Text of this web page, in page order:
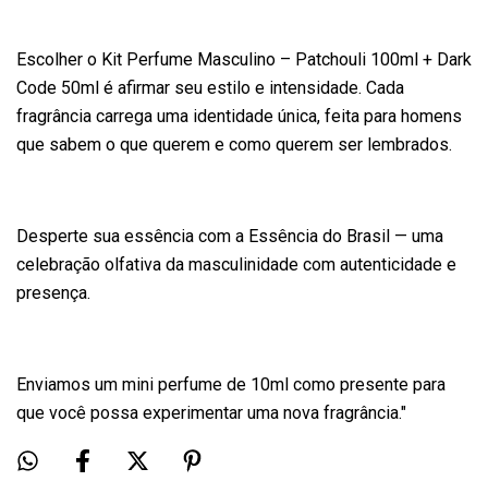
Escolher o Kit Perfume Masculino – Patchouli 100ml + Dark
Code 50ml é afirmar seu estilo e intensidade. Cada
fragrância carrega uma identidade única, feita para homens
que sabem o que querem e como querem ser lembrados.
Desperte sua essência com a Essência do Brasil — uma
celebração olfativa da masculinidade com autenticidade e
presença.
Enviamos um mini perfume de 10ml como presente para
que você possa experimentar uma nova fragrância."